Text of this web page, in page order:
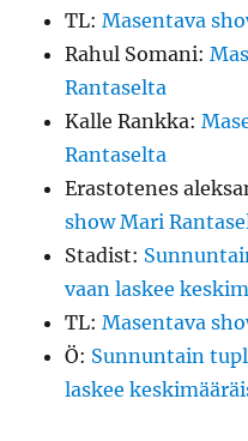
TL:Masentava
Rahul Somani:
Rantaselta
Kalle Rankka:
Rantaselta
Erastotenes
show Mari
Stadist:
vaan laskee
TL:Masentava
Ö: Sunnuntain
laskee